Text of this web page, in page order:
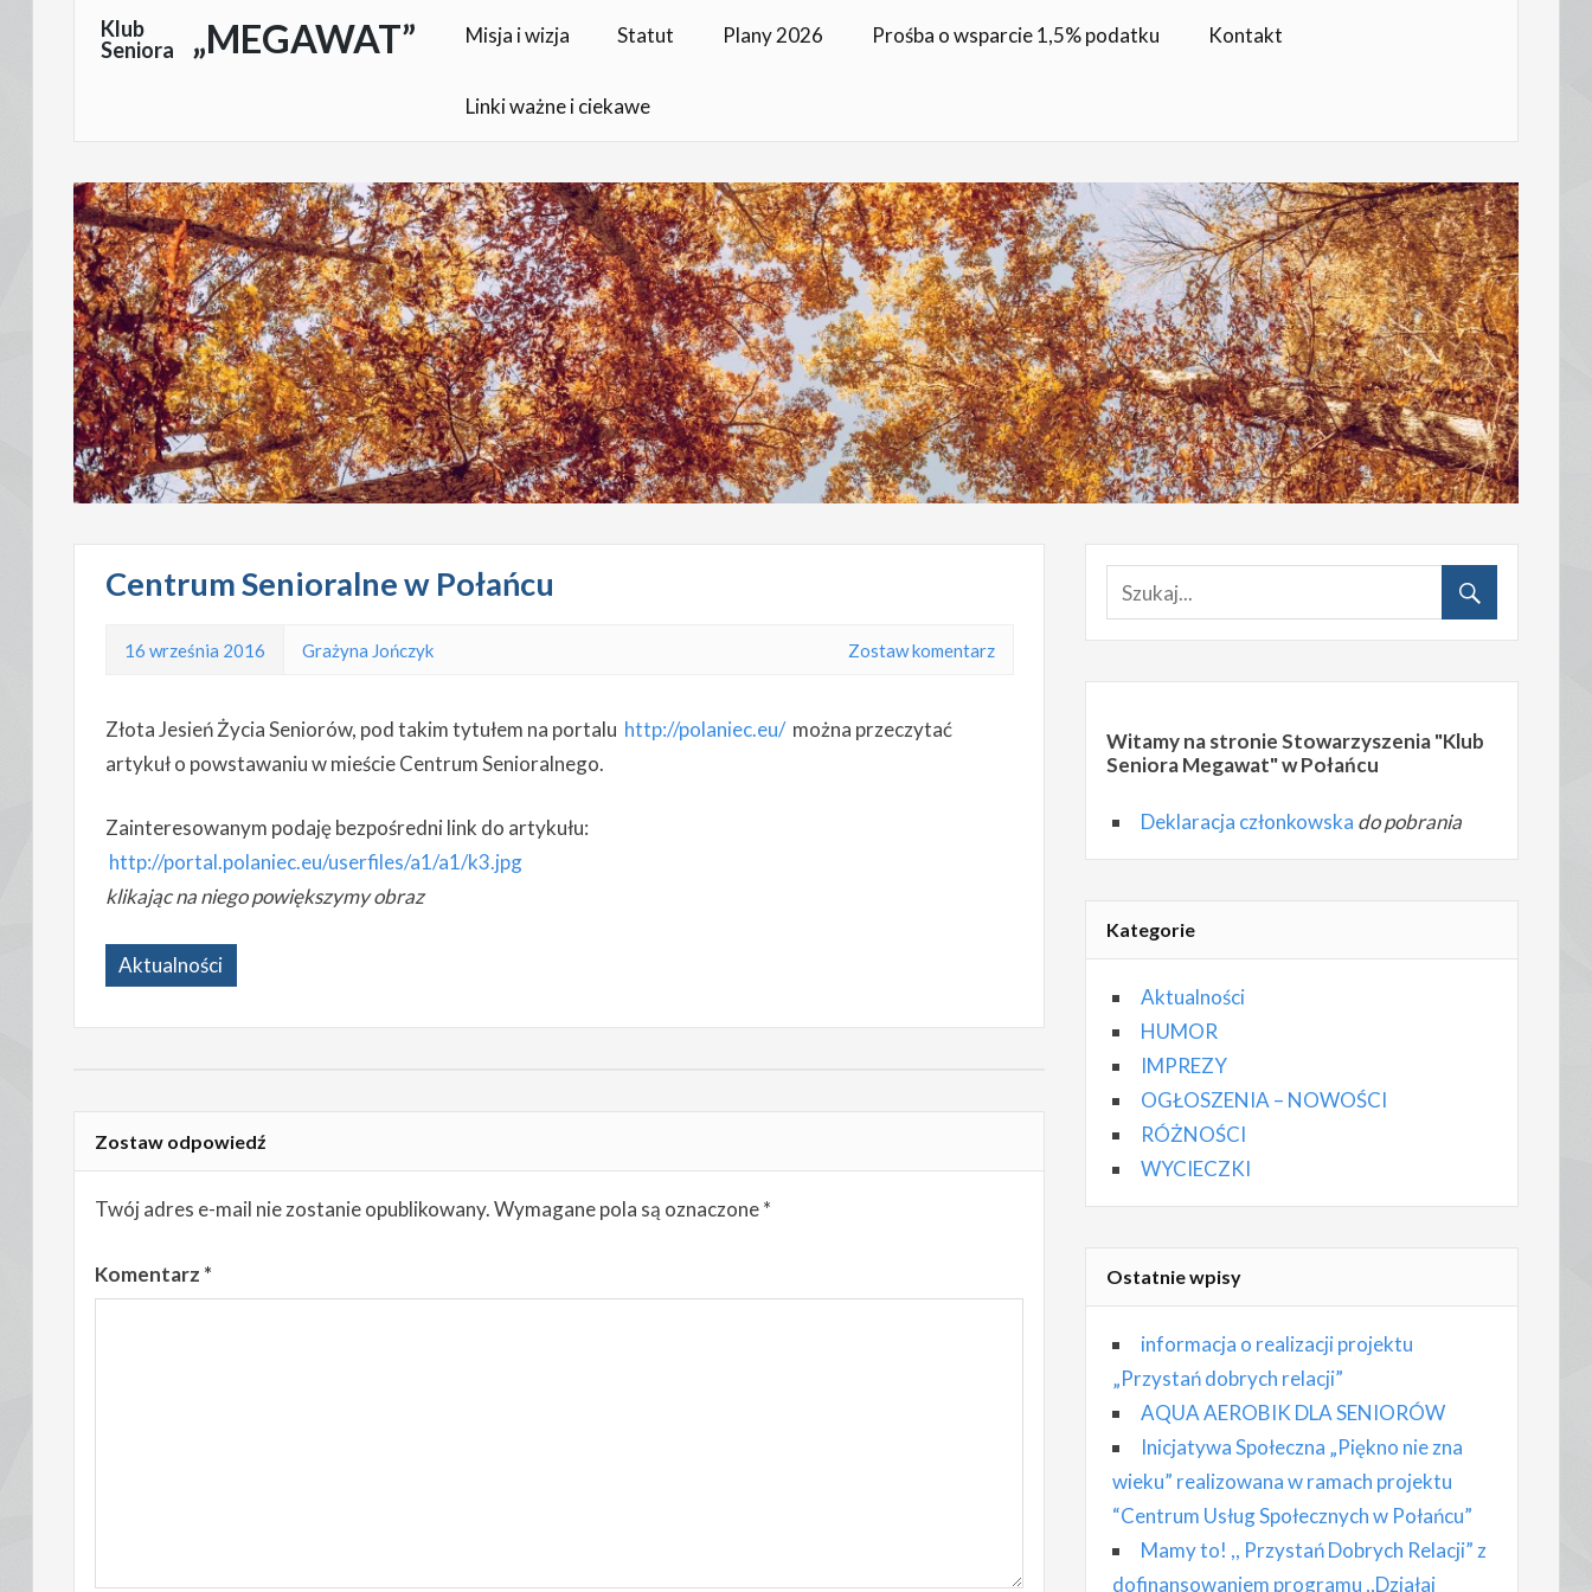
SkoczKlub
Seniora
„MEGAWAT” Misja i wizja Statut Plany 2026 Prośba o wsparcie 1,5% podatku Kontakt
Linki ważne i ciekawe
Centrum Senioralne w Połańcu
16 września 2016 Grażyna Jończyk Zostaw komentarz
Złota Jesień Życia Seniorów, pod takim tytułem na portalu http://polaniec.eu/można przeczytać
artykuł o powstawaniu w mieście Centrum Senioralnego.
Zainteresowanym podaję bezpośredni link do artykułu:
http://portal.polaniec.eu/userfiles/a1/a1/k3.jpg
klikając na niego powiększymy obraz
Aktualności
Zostaw odpowiedź
Twój adres e-mail nie zostanie opublikowany.Wymagane pola są oznaczone*
Komentarz *
Witamy na stronie Stowarzyszenia "Klub
Seniora Megawat" w Połańcu
Deklaracja członkowska do pobrania
Kategorie
Aktualności
HUMOR
IMPREZY
OGŁOSZENIA – NOWOŚCI
RÓŻNOŚCI
WYCIECZKI
Ostatnie wpisy
informacja o realizacji projektu
„Przystań dobrych relacji”
AQUA AEROBIK DLA SENIORÓW
Inicjatywa Społeczna „Piękno nie zna
wieku” realizowana w ramach projektu
“Centrum Usług Społecznych w Połańcu”
Mamy to! ,, Przystań Dobrych Relacji” z
dofinansowaniem programu ,,Działaj